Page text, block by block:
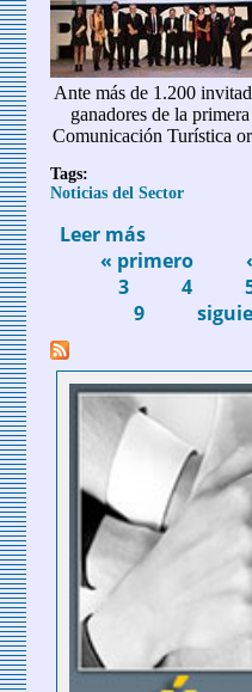
Ante más de 1.200
ganadores de la
Comunicación Turística
Tags:
Noticias del Sector
Leer más sobre
Páginas
« primero
3
4
9